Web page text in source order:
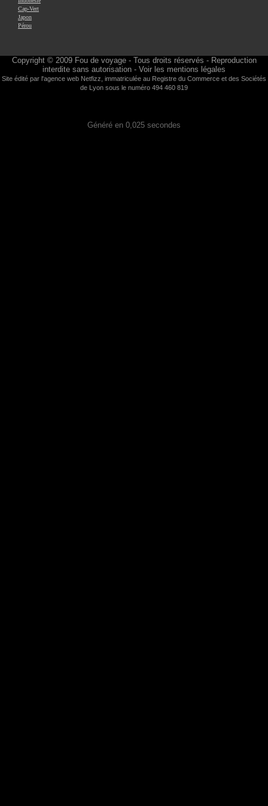
Cap-Vert
Japon
Pérou
Copyright © 2009 Fou de voyage- Tous droits réservés - Reproduction
interdite sans autorisation - Voir les mentions légales
Site édité par l'agence web Netfizz , immatriculée au Registre du Commerce et des Sociétés
de Lyon sous le numéro 494 460 819
Généré en 0,025 secondes